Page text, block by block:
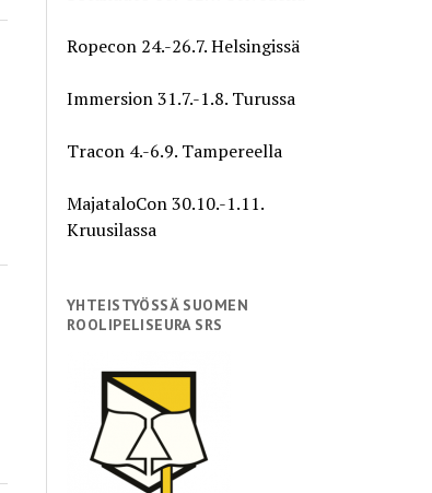
Ropecon 24.-26.7. Helsingissä
Immersion 31.7.-1.8. Turussa
Tracon 4.-6.9. Tampereella
MajataloCon 30.10.-1.11.
Kruusilassa
YHTEISTYÖSSÄ SUOMEN
ROOLIPELISEURA SRS